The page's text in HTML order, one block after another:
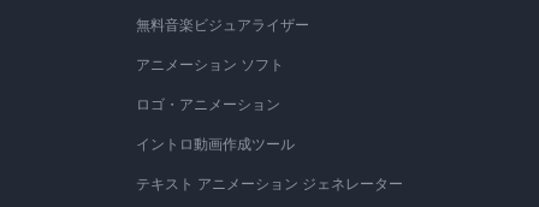
無料音楽ビジュアライザー
アニメーション ソフト
ロゴ・アニメーション
イントロ動画作成ツール
テキスト アニメーション ジェネレーター